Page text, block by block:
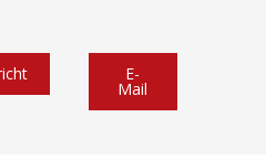
E-
Mail